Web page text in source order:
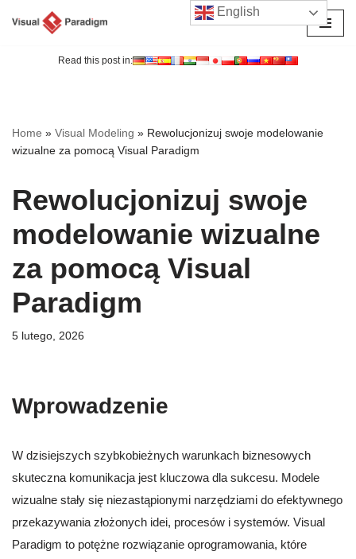
Read this post in:
Home » Visual Modeling » Rewolucjonizuj swoje modelowanie
wizualne za pomocą Visual Paradigm
Rewolucjonizuj swoje
modelowanie wizualne
za pomocą Visual
Paradigm
5 lutego, 2026
Wprowadzenie
W dzisiejszych szybkobieżnych warunkach biznesowych
skuteczna komunikacja jest kluczowa dla sukcesu. Modele
wizualne stały się niezastąpionymi narzędziami do efektywnego
przekazywania złożonych idei, procesów i systemów. Visual
Paradigm to potężne rozwiązanie oprogramowania, które
English